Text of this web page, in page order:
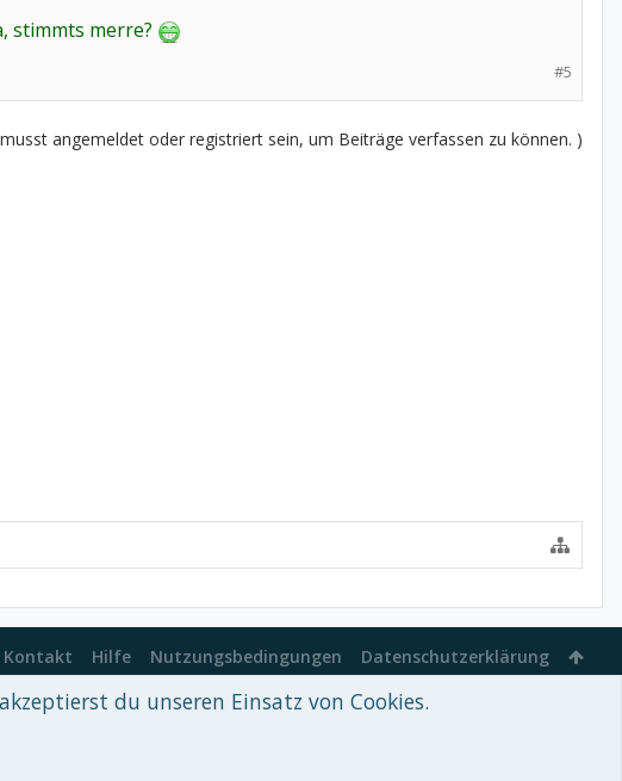
stimmts merre?
#5
angemeldet oder registriert sein, um Beiträge verfassen zu können. )
Kontakt Hilfe Nutzungsbedingungen Datenschutzerklärung
du unseren Einsatz von Cookies.